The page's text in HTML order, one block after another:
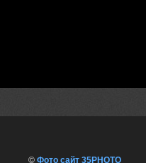
© Фото сайт 35PHOTO